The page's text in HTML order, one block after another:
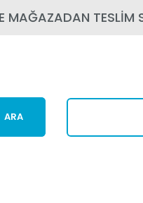
TESLİM
ARA